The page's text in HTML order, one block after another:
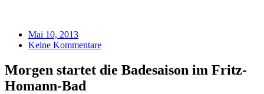
Mai 10, 2013
Keine Kommentare
Morgen startet die Badesaison im Fritz-
Homann-Bad